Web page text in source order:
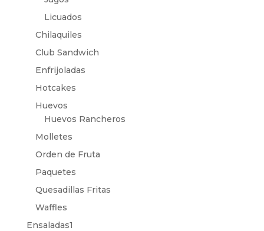
Licuados
Chilaquiles
Club Sandwich
Enfrijoladas
Hotcakes
Huevos
Huevos Rancheros
Molletes
Orden de Fruta
Paquetes
Quesadillas Fritas
Waffles
Ensaladas1